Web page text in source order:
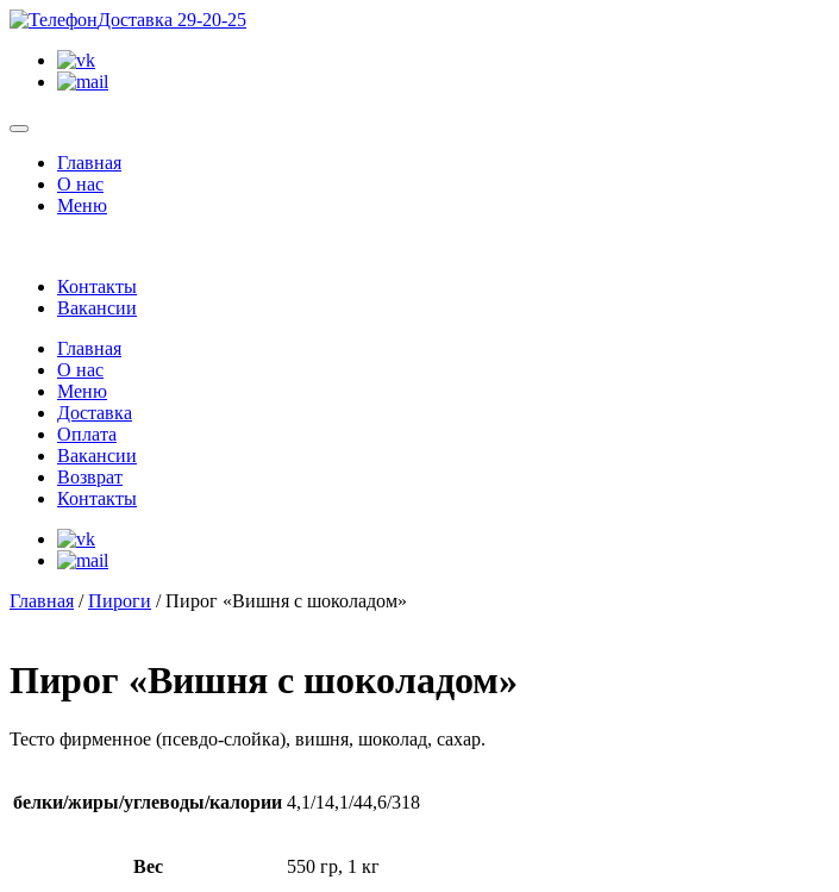
Доставка 29-20-25
Главная
О нас
Меню
Контакты
Вакансии
Главная
О нас
Меню
Доставка
Оплата
Вакансии
Возврат
Контакты
Главная /Пироги / Пирог «Вишня с шоколадом»
Пирог «Вишня с шоколадом»
Тесто фирменное (псевдо-слойка), вишня, шоколад, сахар.
белки/жиры/углеводы/калории 4,1/14,1/44,6/318
Вес 550 гр, 1 кг